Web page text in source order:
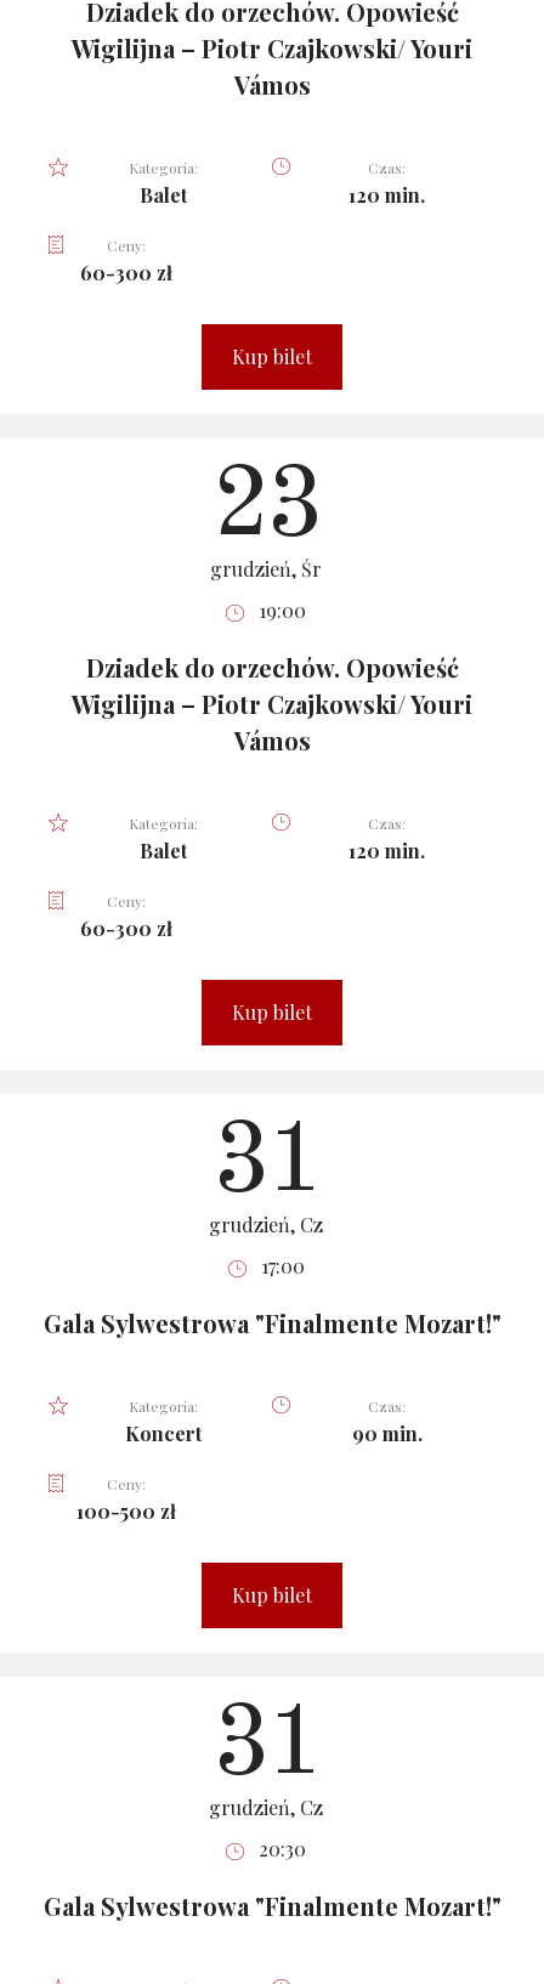
Dziadek do orzechów. Opowieść
Wigilijna – Piotr Czajkowski/ Youri
Vámos
Kategoria:
Balet
Czas:
120 min.
Ceny:
60-300 zł
Kup bilet
23
grudzień, Śr
19:00
Dziadek do orzechów. Opowieść
Wigilijna – Piotr Czajkowski/ Youri
Vámos
Kategoria:
Balet
Czas:
120 min.
Ceny:
60-300 zł
Kup bilet
31
grudzień, Cz
17:00
Gala Sylwestrowa "Finalmente Mozart!"
Kategoria:
Koncert
Czas:
90 min.
Ceny:
100-500 zł
Kup bilet
31
grudzień, Cz
20:30
Gala Sylwestrowa "Finalmente Mozart!"